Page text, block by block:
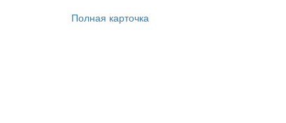
Полная карточка